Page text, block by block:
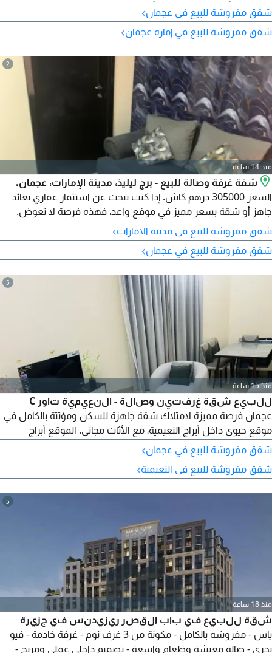
مؤجرة حالياً بمبلغ 3500 شهرياً.
شقق مفروشة للبيع في عجمان›
شقق مفروشة للبيع في إمارة عجمان›
2
منذ 14 ساعة
شقة غرفة وصالة للبيع - برج ليليذ، مدينة الإمارات، عجمان.
السعر 305000 درهم كاش. إذا كنت تبحث عن استثمار عقاري بعائد
جاهز أو شقة بسعر مميز في موقع واعد، فهذه فرصة لا تعوض.
الموقع: برج ليليذ - مدينة الإمارات، عجمان. مواصفات الشقة: غرفة
نوم واسعة، صالة مريحة، حمامان، بالكونة واسعة، الطابق 23، موقف
سيارة خاص، مفروشة بالكامل، إطلالة مفتوحة على شارع الشيخ زايد.
شقق مفروشة للبيع في مدينة الامارات›
شقق مفروشة للبيع في عجمان›
5
منذ 15 ساعة
للبيع شقة غرفتين وصالة - النعيمية تاور C
عجمان فرصة مميزة لامتلاك شقة جاهزة للسكن ومؤثثة بالكامل في
موقع حيوي داخل أبراج النعيمية، مع الأثاث مجاني. الموقع أبراج
النعيمية تاور C النعيمية، عجمان تفاصيل الشقة غرفتان نوم صالة
واسعة 3 حمامات مطبخ المساحة 1431 قدم مؤثثة بالكامل (الأثاث
شقق مفروشة للبيع في عجمان›
شقق مفروشة للبيع في النعيمية›
5
منذ 18 ساعة
شقة للبيع في باب القصر ريزيدنس في جزيرة
ياس - مفروشه بالكامل - مكونة من 3 غرف نوم - غرفة خادمة - فيو
بحري - صالة معيشة وطعام واسعة - تصميم داخلي عملي ومريح -